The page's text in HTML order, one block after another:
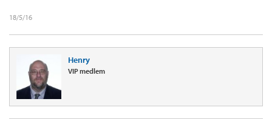
18/5/16
Henry
VIP medlem